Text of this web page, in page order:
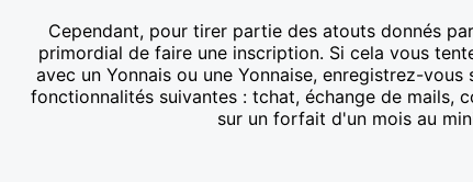
Cependant, pour tirer partie des atouts donnés
primordial de faire une inscription. Si cela vous
avec un Yonnais ou une Yonnaise, enregistrez-
fonctionnalités suivantes : tchat, échange de mails,
sur un forfait d'un mois au